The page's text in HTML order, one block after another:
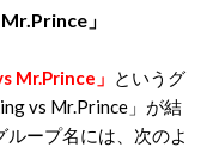
」
Mr.Prince」 というグ
vs Mr.Prince」が結
ープ名には、次のよ